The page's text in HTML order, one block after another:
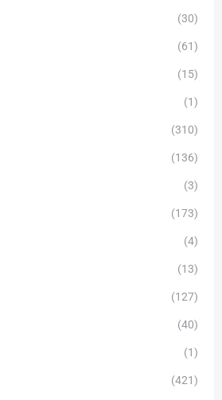
(30)
(61)
(15)
(1)
(310)
(136)
(3)
(173)
(4)
(13)
(127)
(40)
(1)
(421)